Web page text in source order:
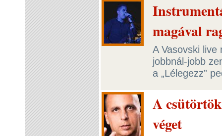
magával
A Vasovski
jobbnál-jobb
a „Lélegezz”
A
véget